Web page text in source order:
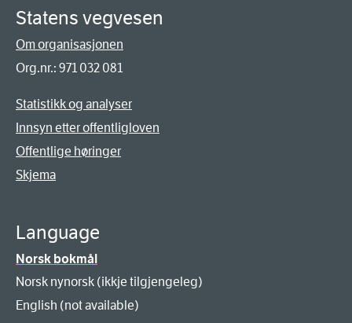
Statens vegvesen
Om organisasjonen
Org.nr.: 971 032 081
Statistikk og analyser
Innsyn etter offentligloven
Offentlige høringer
Skjema
Language
Norsk bokmål
Norsk nynorsk (ikkje tilgjengeleg)
English (not available)